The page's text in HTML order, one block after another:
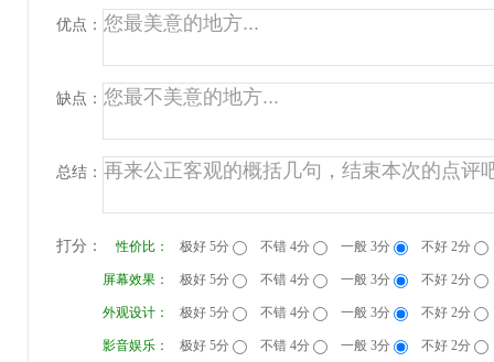
优点：
缺点：
总结：
打分： 性价比： 极好 5分 不错 4分 一般 3分 不好 2分
屏幕效果： 极好 5分 不错 4分 一般 3分 不好 2分
外观设计： 极好 5分 不错 4分 一般 3分 不好 2分
影音娱乐： 极好 5分 不错 4分 一般 3分 不好 2分